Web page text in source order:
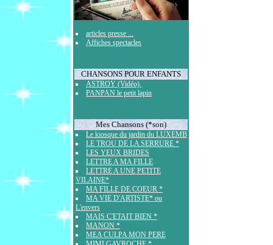
articles presse ...
Affiches spectacles
CHANSONS POUR ENFANTS
ASTROY (Vidéo).
PANPAN le petit lapin
Mes Chansons (*son)
Le kiosque du jardin du LUXEMB
LE TROU DE LA SERRURE *
LES YEUX BRIDES
LETTRE A MA FILLE
LETTRE A UNE PETITE
VILAINE*
MA FILLE DE COEUR *
MA VIE D'ARTISTE* ou
L'envers
MAIS C'ETAIT BIEN *
MANON *
MEA CULPA MON PERE